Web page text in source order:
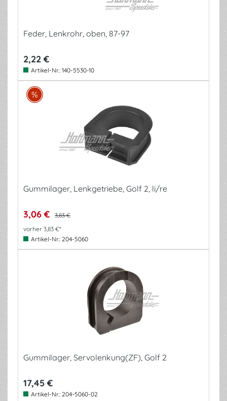
Feder, Lenkrohr, oben, 87-97
2,22 €
Artikel-Nr.: 140-5530-10
Gummilager, Lenkgetriebe, Golf 2, li/re
3,06 €
3,83 €
vorher 3,83 €*
Artikel-Nr.: 204-5060
Gummilager, Servolenkung(ZF), Golf 2
17,45 €
Artikel-Nr.: 204-5060-02